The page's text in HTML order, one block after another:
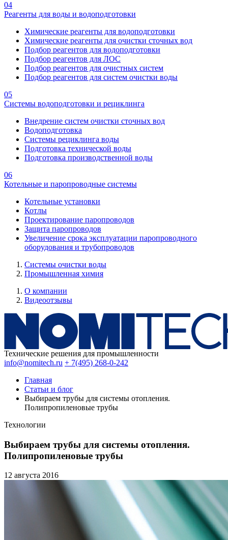
04
Реагенты для воды и водоподготовки
Химические реагенты для водоподготовки
Химические реагенты для очистки сточных вод
Подбор реагентов для водоподготовки
Подбор реагентов для ЛОС
Подбор реагентов для очистных систем
Подбор реагентов для систем очистки воды
05
Системы водоподготовки и рециклинга
Внедрение систем очистки сточных вод
Водоподготовка
Системы рециклинга воды
Подготовка технической воды
Подготовка производственной воды
06
Котельные и паропроводные системы
Котельные установки
Котлы
Проектирование паропроводов
Защита паропроводов
Увеличение срока эксплуатации паропроводного
оборудования и трубопроводов
Системы очистки воды
Промышленная химия
О компании
Видеоотзывы
Технические решения для промышленности
info@nomitech.ru + 7(495) 268-0-242
Главная
Статьи и блог
Выбираем трубы для системы отопления.
Полипропиленовые трубы
Технологии
Выбираем трубы для системы отопления.
Полипропиленовые трубы
12 августа 2016